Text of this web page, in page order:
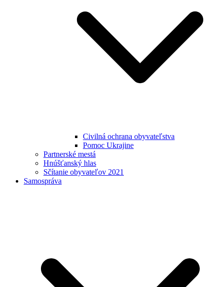
Civilná ochrana obyvateľstva
Pomoc Ukrajine
Partnerské mestá
Hnúšťanský hlas
Sčítanie obyvateľov 2021
Samospráva